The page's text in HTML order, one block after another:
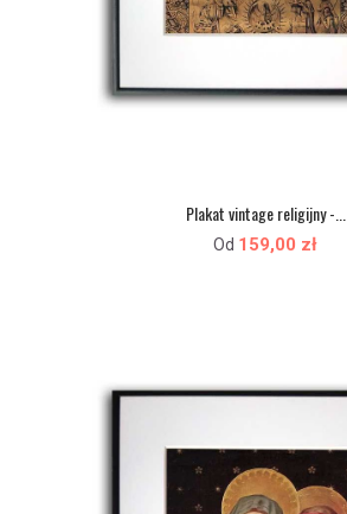
Plakat vintage religijny -...
Od 159,00 zł